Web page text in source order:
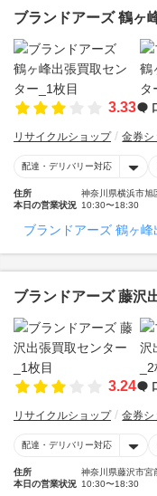
ブランドアーズ 鶴ヶ
3.33
リサイクルショップ 金券
配達・デリバリー対応
住所
神奈川県横浜市旭
本日の営業状況 10:30〜18:30
ブランドアーズ 鶴ヶ
ブランドアーズ 藤沢
3.24
リサイクルショップ 金券
配達・デリバリー対応
住所
神奈川県藤沢市宮
本日の営業状況 10:30〜18:30